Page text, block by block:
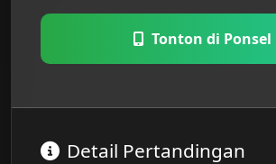
Tonton di Ponsel
Detail Pertandingan